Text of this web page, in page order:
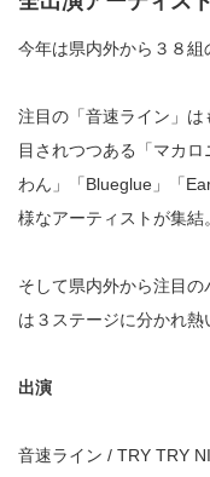
今年は県内外から３８組
注目の「音速ライン」
目されつつある「マカ
わん」「Blueglue」「
様なアーティストが集結。
そして県内外から注目
は３ステージに分かれ熱
出演
音速ライン / TRY TRY